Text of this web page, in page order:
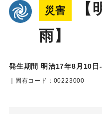
災害
雨】
発生期間 明治17年8月10日-
｜固有コード：00223000